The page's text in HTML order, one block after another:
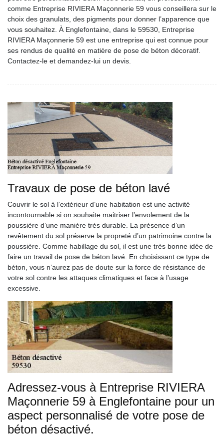
comme Entreprise RIVIERA Maçonnerie 59 vous conseillera sur le
choix des granulats, des pigments pour donner l’apparence que
vous souhaitez. À Englefontaine, dans le 59530, Entreprise
RIVIERA Maçonnerie 59 est une entreprise qui est connue pour
ses rendus de qualité en matière de pose de béton décoratif.
Contactez-le et demandez-lui un devis.
Travaux de pose de béton lavé
Couvrir le sol à l’extérieur d’une habitation est une activité
incontournable si on souhaite maitriser l’envolement de la
poussière d’une manière très durable. La présence d’un
revêtement du sol préserve la propreté d’un patrimoine contre la
poussière. Comme habillage du sol, il est une très bonne idée de
faire un travail de pose de béton lavé. En choisissant ce type de
béton, vous n’aurez pas de doute sur la force de résistance de
votre sol contre les attaques climatiques et face à l’usage
excessive.
Adressez-vous à Entreprise RIVIERA
Maçonnerie 59 à Englefontaine pour un
aspect personnalisé de votre pose de
béton désactivé.